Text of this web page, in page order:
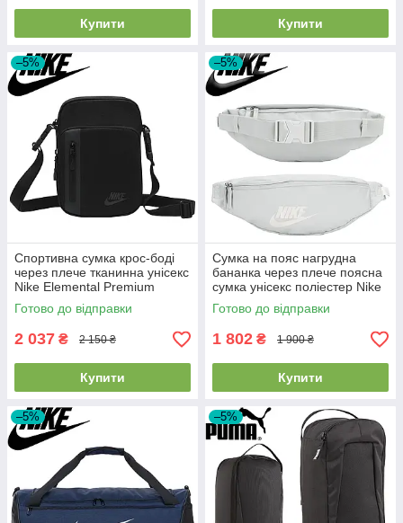
Купити Купити
–5%
Спортивна сумка крос-боді
через плече тканинна унісекс
Nike Elemental Premium
Shoulder Bag 4L чорна
Готово до відправки
2 037 ₴ 2 150 ₴
Купити
–5%
Сумка на пояс нагрудна
бананка через плече поясна
сумка унісекс поліестер Nike
Heritage Waistpack сіра
Готово до відправки
1 802 ₴ 1 900 ₴
Купити
–5% –5%